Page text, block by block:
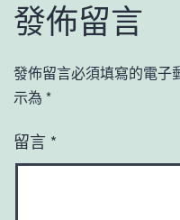
發佈留言
發佈留言必須填寫的電子
示為 *
留言 *